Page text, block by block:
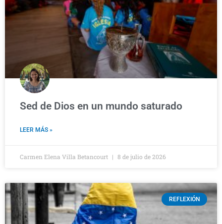
Sed de Dios en un mundo saturado
LEER MÁS »
Carmen Elena Villa Betancourt 8 de julio de 2026
REFLEXIÓN